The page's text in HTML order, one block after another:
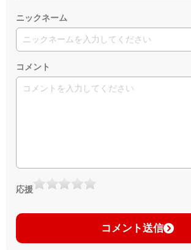
ニックネーム
コメント
応援
コメント送信